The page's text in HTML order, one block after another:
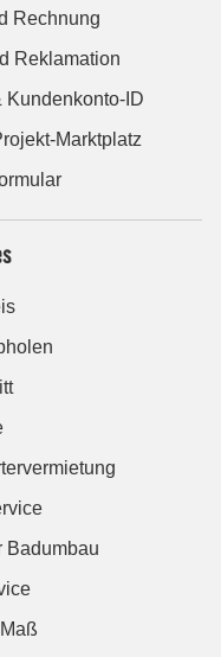
Rechnung
Reklamation
Kundenkonto-ID
Marktplatz
Badumbau